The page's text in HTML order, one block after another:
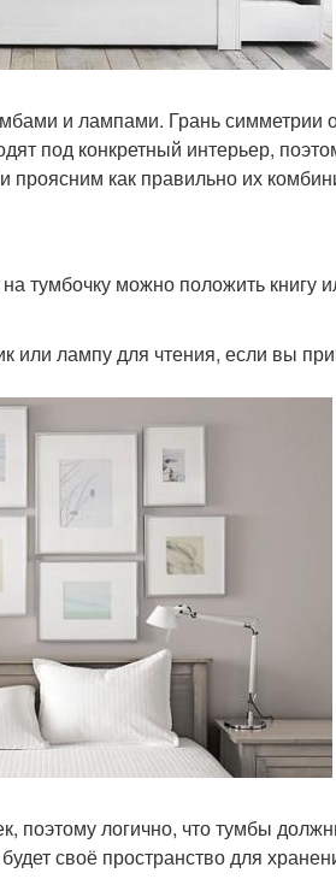
и лампами. Грань симметрии
под конкретный интерьер,
как правильно их
тумбочку можно положить книгу
или лампу для чтения, если вы
поэтому логично, что тумбы
своё пространство для